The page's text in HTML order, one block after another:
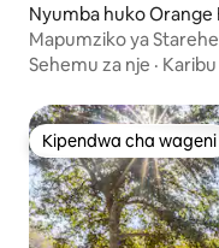
Nyumba huko Orange
Mapumziko ya
Mapumziko ya Hoot
Sehemu za nje · Karibu
Kipendwa cha wageni
Kipendwa cha wageni